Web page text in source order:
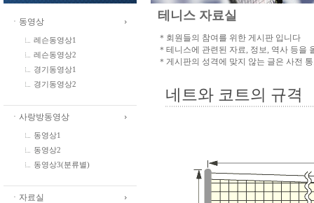
ㆍ동영상
레슨동영상1
레슨동영상2
경기동영상1
경기동영상2
ㆍ사랑방동영상
동영상1
동영상2
동영상3(분류별)
ㆍ자료실
테니스 자료실
＊회원들의 참여를 위한 게시판 입니다
＊테니스에 관련된 자료, 정보, 역사 등을
＊게시판의 성격에 맞지 않는 글은 사전
네트와 코트의 규격